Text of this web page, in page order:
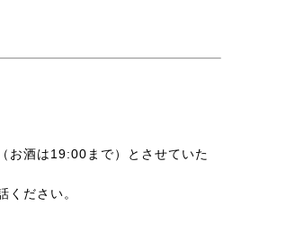
お酒は19:00まで）とさせていた
ください。